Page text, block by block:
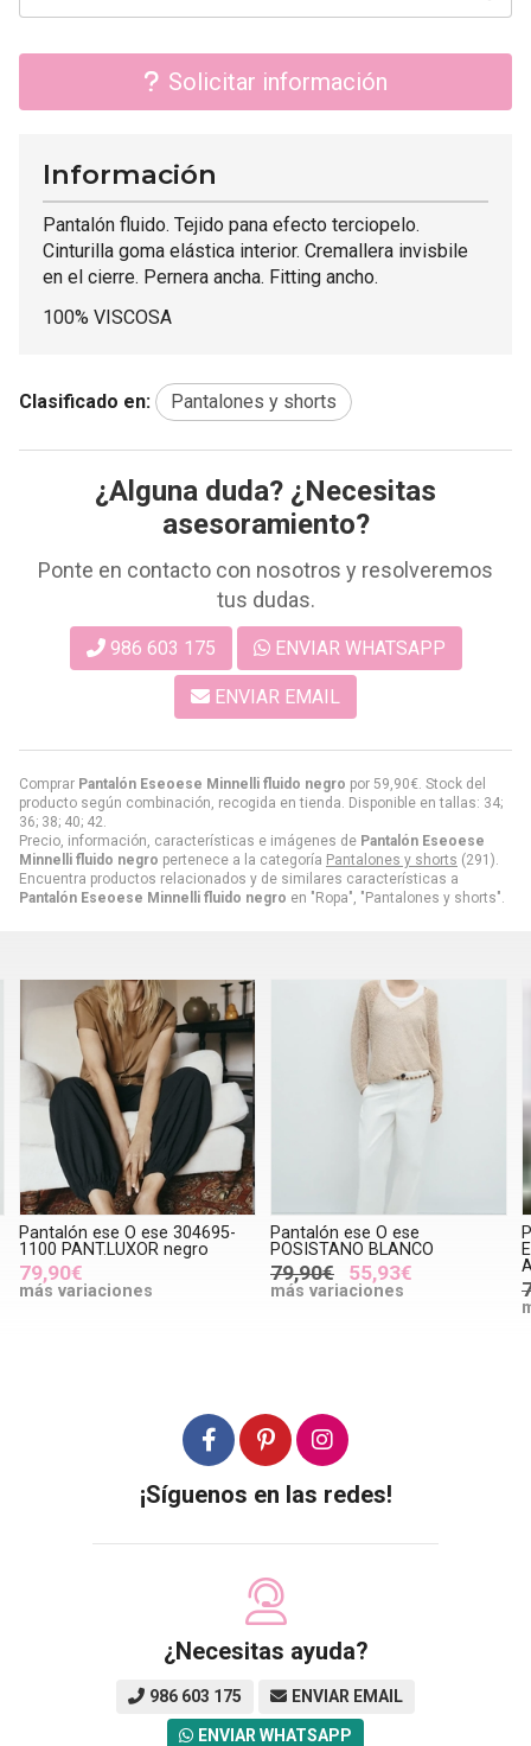
Solicitar información
Comprar Pantalón Eseoese Minnelli fluido negro por 59,90€. Stock del
producto según combinación, recogida en tienda. Disponible en tallas: 34;
36; 38; 40; 42.
Precio, información, características e imágenes de Pantalón Eseoese
Minnelli fluido negro pertenece a la categoría Pantalones y shorts (291).
Encuentra productos relacionados y de similares características a
Pantalón Eseoese Minnelli fluido negro en "Ropa", "Pantalones y shorts".
Información
Pantalón fluido. Tejido pana efecto terciopelo.
Cinturilla goma elástica interior. Cremallera invisbile
en el cierre. Pernera ancha. Fitting ancho.
100% VISCOSA
Clasificado en: Pantalones y shorts
¿Alguna duda? ¿Necesitas
asesoramiento?
Ponte en contacto con nosotros y resolveremos
tus dudas.
986 603 175 ENVIAR WHATSAPP
ENVIAR EMAIL
Pantalón ese O ese
POSISTANO BLANCO
más variaciones
PANTALÓN Indi & Cold
ENGOMADO ALGODÓN
AD102S Azul marino
79,90€
¡Síguenos en las redes!
¿Necesitas ayuda?
986 603 175 ENVIAR EMAIL
ENVIAR WHATSAPP